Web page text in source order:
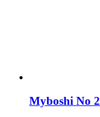
Myboshi No 2